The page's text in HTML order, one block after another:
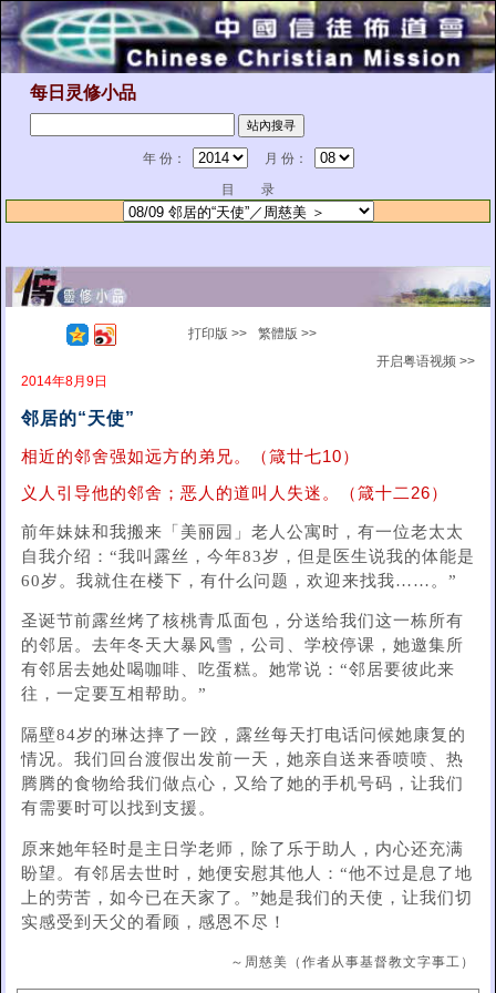
每日灵修小品
年 份：
月 份：
目 录
打印版 >>
繁體版 >>
开启粤语视频 >>
2014年8月9日
邻居的“天使”
相近的邻舍强如远方的弟兄。（箴廿七10）
义人引导他的邻舍；恶人的道叫人失迷。（箴十二26）
前年妹妹和我搬来「美丽园」老人公寓时，有一位老太太
自我介绍：“我叫露丝，今年83岁，但是医生说我的体能是
60岁。我就住在楼下，有什么问题，欢迎来找我……。”
圣诞节前露丝烤了核桃青瓜面包，分送给我们这一栋所有
的邻居。去年冬天大暴风雪，公司、学校停课，她邀集所
有邻居去她处喝咖啡、吃蛋糕。她常说：“邻居要彼此来
往，一定要互相帮助。”
隔壁84岁的琳达摔了一跤，露丝每天打电话问候她康复的
情况。我们回台渡假出发前一天，她亲自送来香喷喷、热
腾腾的食物给我们做点心，又给了她的手机号码，让我们
有需要时可以找到支援。
原来她年轻时是主日学老师，除了乐于助人，内心还充满
盼望。有邻居去世时，她便安慰其他人：“他不过是息了地
上的劳苦，如今已在天家了。”她是我们的天使，让我们切
实感受到天父的看顾，感恩不尽！
～周慈美（作者从事基督教文字事工）